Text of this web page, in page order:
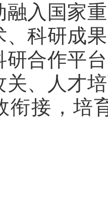
融入国家
、科研成
研合作平
关、人才
衔接，培